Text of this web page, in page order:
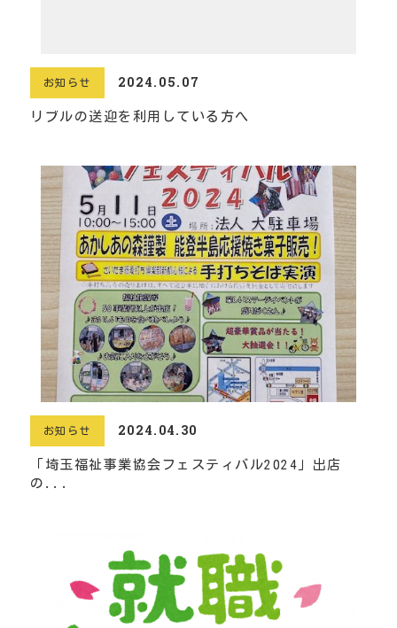
お知らせ 2024.05.07
リブルの送迎を利用している方へ
お知らせ 2024.04.30
「埼玉福祉事業協会フェスティバル2024」出店
の...